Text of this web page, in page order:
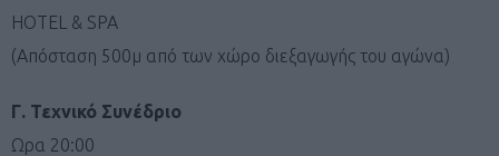
HOTEL & SPA
(Απόσταση 500μ από των χώρο διεξαγωγής του αγώνα)
Γ. Τεχνικό Συνέδριο
Ωρα 20:00